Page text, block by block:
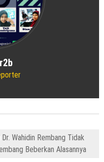
Wahidin Rembang Tidak
Beberkan Alasannya